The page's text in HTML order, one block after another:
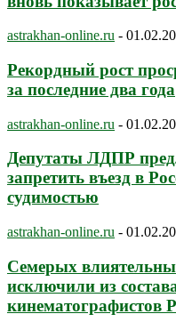
astrakhan-online.ru -
Рекордный рост
за последние два года
astrakhan-online.ru -
Депутаты ЛДПР
запретить въезд в
судимостью
astrakhan-online.ru -
Семерых
исключили из
кинематографистов